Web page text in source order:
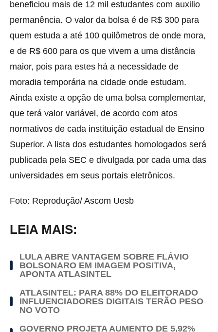
beneficiou mais de 12 mil estudantes com auxilio
permanência. O valor da bolsa é de R$ 300 para
quem estuda a até 100 quilômetros de onde mora,
e de R$ 600 para os que vivem a uma distância
maior, pois para estes há a necessidade de
moradia temporária na cidade onde estudam.
Ainda existe a opção de uma bolsa complementar,
que terá valor variável, de acordo com atos
normativos de cada instituição estadual de Ensino
Superior. A lista dos estudantes homologados será
publicada pela SEC e divulgada por cada uma das
universidades em seus portais eletrônicos.
Foto: Reprodução/ Ascom Uesb
LEIA MAIS:
LULA ABRE VANTAGEM SOBRE FLÁVIO
BOLSONARO EM IMAGEM POSITIVA,
APONTA ATLASINTEL
ATLASINTEL: PARA 88% DO ELEITORADO
INFLUENCIADORES DIGITAIS TERÃO PESO
NO VOTO
GOVERNO PROJETA AUMENTO DE 5,92%